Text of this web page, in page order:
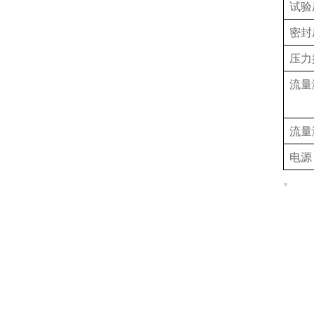
试
密
压
流
流
电源
。